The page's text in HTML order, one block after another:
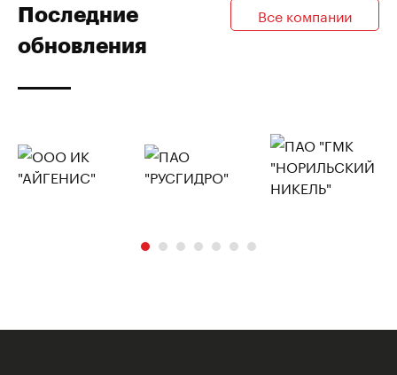
Последние
обновления
Все компании